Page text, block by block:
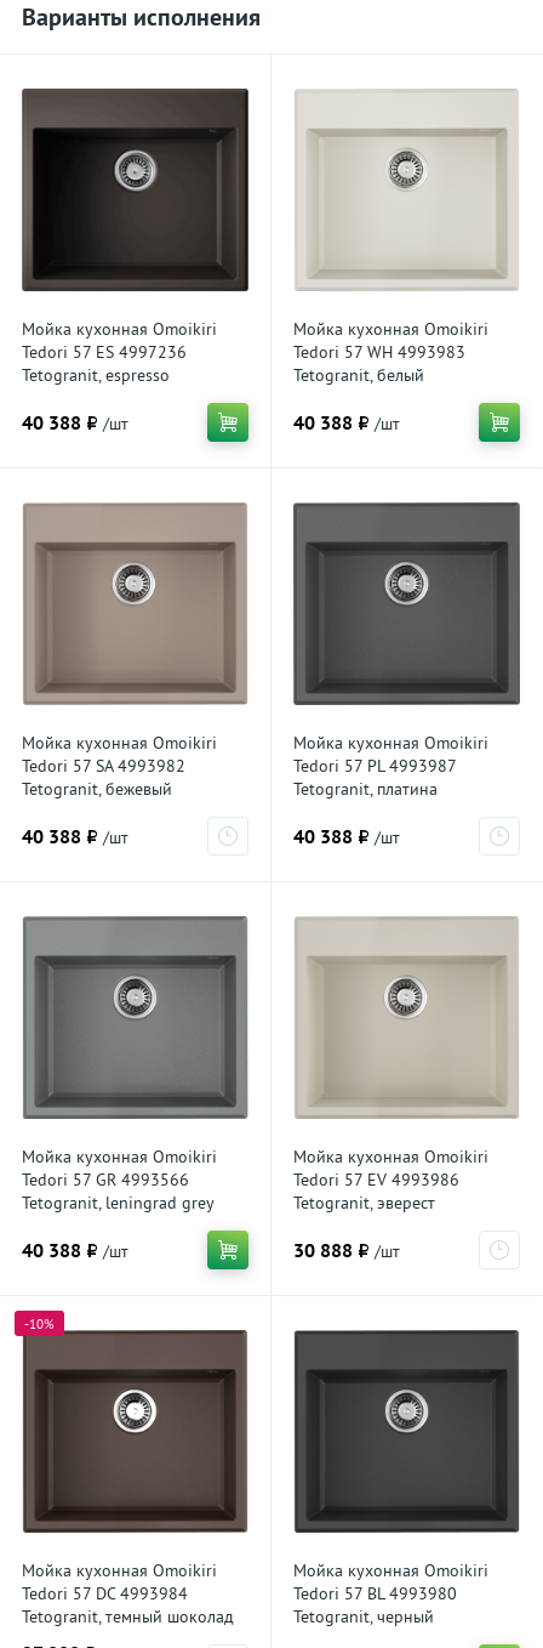
Варианты исполнения
Мойка кухонная Omoikiri
Tedori 57 ES 4997236
Tetogranit, espresso
40 388 ₽ /шт
Мойка кухонная Omoikiri
Tedori 57 WH 4993983
Tetogranit, белый
40 388 ₽ /шт
Мойка кухонная Omoikiri
Tedori 57 SA 4993982
Tetogranit, бежевый
40 388 ₽ /шт
Мойка кухонная Omoikiri
Tedori 57 PL 4993987
Tetogranit, платина
40 388 ₽ /шт
Мойка кухонная Omoikiri
Tedori 57 GR 4993566
Tetogranit, leningrad grey
40 388 ₽ /шт
Мойка кухонная Omoikiri
Tedori 57 EV 4993986
Tetogranit, эверест
30 888 ₽ /шт
-10%
Мойка кухонная Omoikiri
Tedori 57 DC 4993984
Tetogranit, темный шоколад
Мойка кухонная Omoikiri
Tedori 57 BL 4993980
Tetogranit, черный